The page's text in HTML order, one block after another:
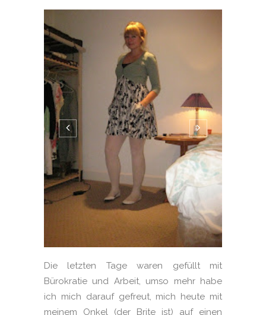
Die letzten Tage waren gefüllt mit
Bürokratie und Arbeit, umso mehr habe
ich mich darauf gefreut, mich heute mit
meinem Onkel (der Brite ist) auf einen